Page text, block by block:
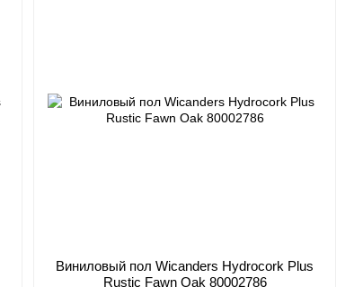
Виниловый пол Wicanders Hydrocork Plus
Rustic Fawn Oak 80002786